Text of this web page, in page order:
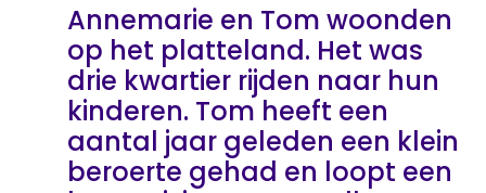
Annemarie en Tom woonden
op het platteland. Het was
drie kwartier rijden naar hun
kinderen. Tom heeft een
aantal jaar geleden een klein
beroerte gehad en loopt een